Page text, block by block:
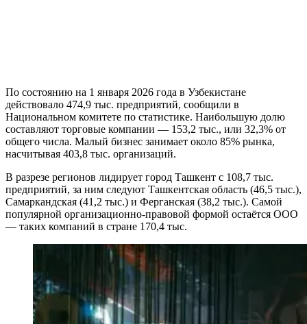
По состоянию на 1 января 2026 года в Узбекистане
действовало 474,9 тыс. предприятий, сообщили в
Национальном комитете по статистике. Наибольшую долю
составляют торговые компании — 153,2 тыс., или 32,3% от
общего числа. Малый бизнес занимает около 85% рынка,
насчитывая 403,8 тыс. организаций.
В разрезе регионов лидирует город Ташкент с 108,7 тыс.
предприятий, за ним следуют Ташкентская область (46,5 тыс.),
Самаркандская (41,2 тыс.) и Ферганская (38,2 тыс.). Самой
популярной организационно-правовой формой остаётся ООО
— таких компаний в стране 170,4 тыс.